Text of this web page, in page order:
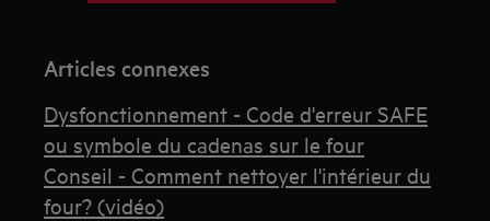
Articles connexes
Dysfonctionnement - Code d'erreur SAFE
ou symbole du cadenas sur le four
Conseil - Comment nettoyer l'intérieur du
four? (vidéo)